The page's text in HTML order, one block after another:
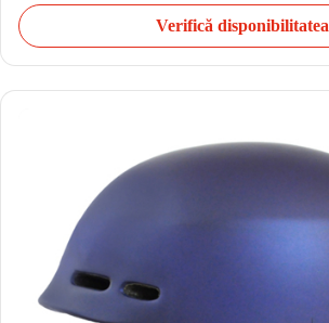
Verifică disponibilitatea